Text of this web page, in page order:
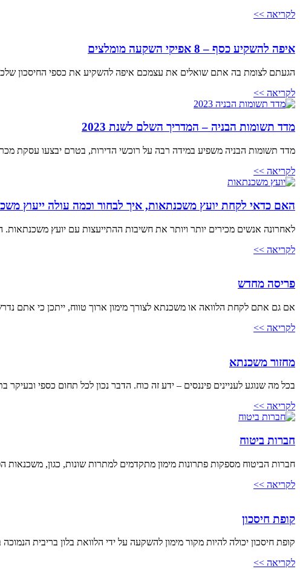
לקריאה >>
איפה להשקיע כסף – 8 אפיקי השקעה מומלצים
הגעתם לצומת בה אתם שואלים את עצמכם איפה להשקיע את כספי החיסכון
לקריאה >>
מדד תשומות הבניה – המדריך השלם לשנת 2023
מדד תשומות הבניה משפיע במידה רבה על רוכשי הדירות, בטרם יבצעו עסקת
לקריאה >>
האם כדאי לקחת יועץ משכנתאות, איך לבחור וכמה עולה ייעוץ
לאחרונה אנשים מכירים יותר ויותר את חשיבות ההתייעצות עם יועץ
לקריאה >>
פריסה מחדש
אם גם אתם לקחת הלוואה או משכנתא לצורך מימון ארוך טווח, ייתכן כי אתם
לקריאה >>
מחזור משכנתא
בכל מה שנוגע לעניינים פיננסים – ידע זה כוח. הדבר נכון לכל תחום כספי
לקריאה >>
חברות ביטוח
חברות הביטוח מספקות פתרונות מימון מתקדמים למתרות שונות, כגון, משכנאות
לקריאה >>
קופת חיסכון
קופת חיסכון יכולה להיות מקור מימון להשקעה על ידי הלוואת בלון בריבית
לקריאה >>